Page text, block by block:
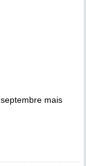
mais